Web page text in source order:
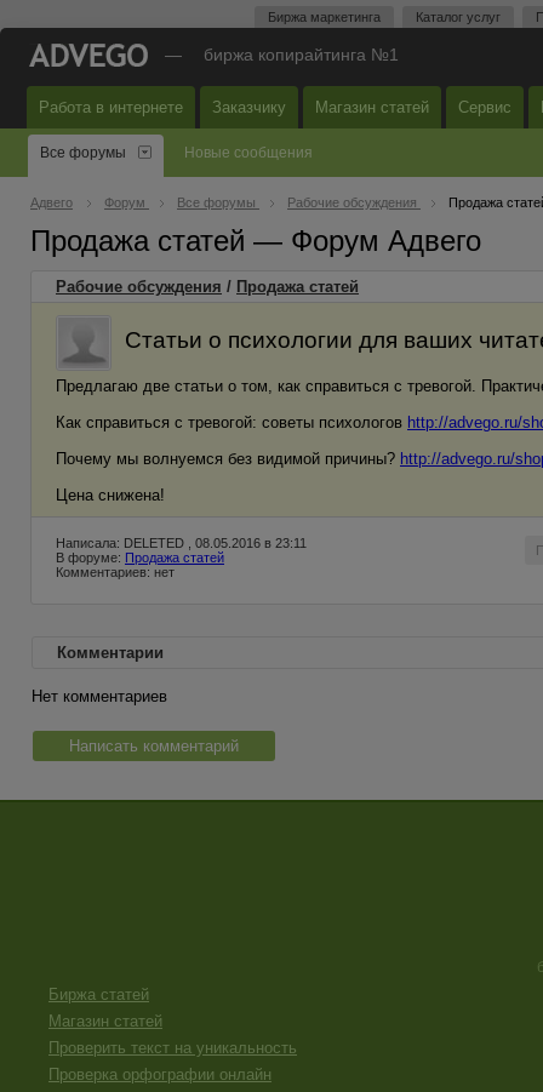
Биржа маркетинга Каталог услуг
— биржа копирайтинга №1
Работа в интернете Заказчику Магазин статей Сервис
Все форумы Новые сообщения
Адвего Форум Все форумы Рабочие обсуждения Продажа
Продажа статей — Форум Адвего
Рабочие обсуждения / Продажа статей
Статьи о психологии для ваших
Предлагаю две статьи о том, как справиться с тревогой.
Как справиться с тревогой: советы психологов http://advego.ru/
Почему мы волнуемся без видимой причины? http://advego.ru/
Цена снижена!
Написала: DELETED , 08.05.2016 в 23:11
В форуме: Продажа статей
Комментариев: нет
Комментарии
Нет комментариев
Написать комментарий
Биржа статей
Магазин статей
Проверить текст на уникальность
Проверка орфографии онлайн